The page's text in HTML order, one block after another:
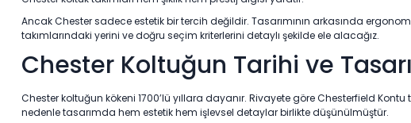
Ancak Chester sadece estetik bir tercih değildir. Tasarımının arkasında
takımlarındaki yerini ve doğru seçim kriterlerini detaylı şekilde ele alacağız.
Chester Koltuğun Tarihi ve
Chester koltuğun kökeni 1700’lü yıllara dayanır. Rivayete göre Chesterfield
nedenle tasarımda hem estetik hem işlevsel detaylar birlikte düşünülmüştür.